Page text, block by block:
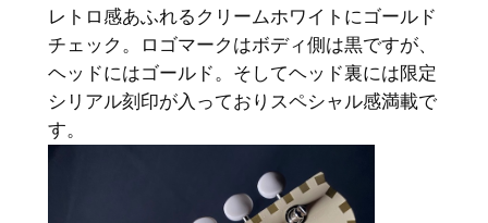
レトロ感あふれるクリームホワイトにゴールド
チェック。ロゴマークはボディ側は黒ですが、
ヘッドにはゴールド。そしてヘッド裏には限定
シリアル刻印が入っておりスペシャル感満載で
す。